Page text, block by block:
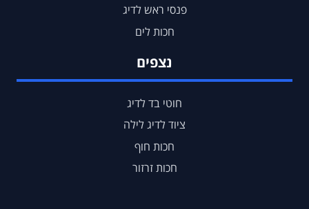
פנסי ראש לדיג
חכות לים
נצפים
חוטי בד לדיג
ציוד לדיג לילה
חכות חוף
חכות זרזור